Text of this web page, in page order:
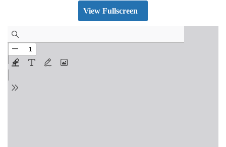
View Fullscreen